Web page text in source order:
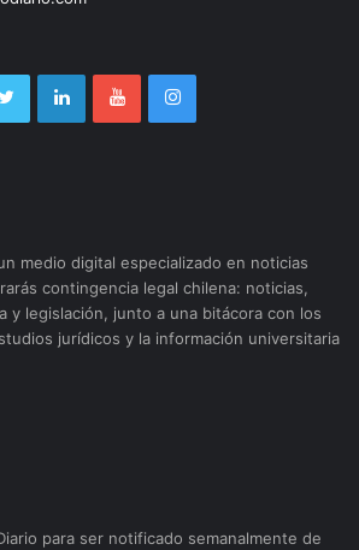
medio digital especializado en noticias
contingencia legal chilena: noticias,
y legislación, junto a una bitácora con los
jurídicos y la información universitaria
para ser notificado semanalmente de